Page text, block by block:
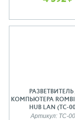
РАЗВЕТВИТЕЛЬ
КОМПЬЮТЕРА
HUB LAN (TC-
Артикул: TC-